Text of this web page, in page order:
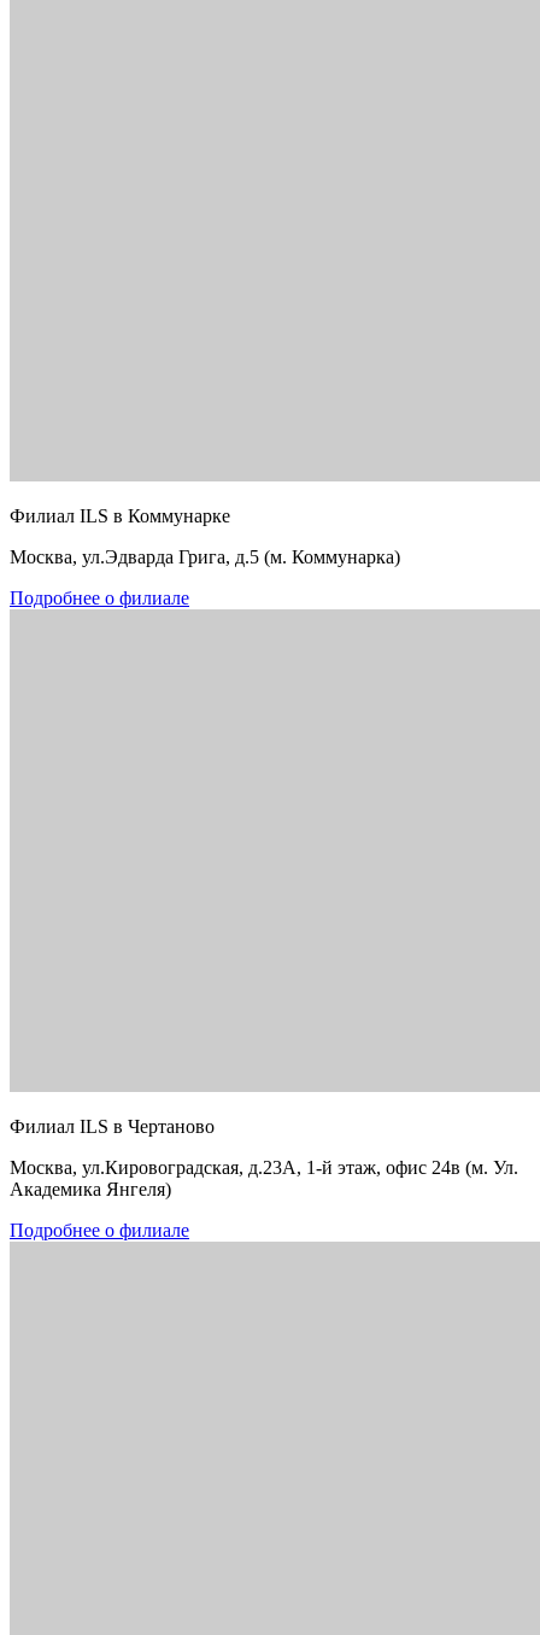
Филиал ILS в Коммунарке
Москва, ул.Эдварда Грига, д.5 (м. Коммунарка)
Подробнее о филиале
Филиал ILS в Чертаново
Москва, ул.Кировоградская, д.23А, 1-й этаж, офис 24в (м. Ул.
Академика Янгеля)
Подробнее о филиале